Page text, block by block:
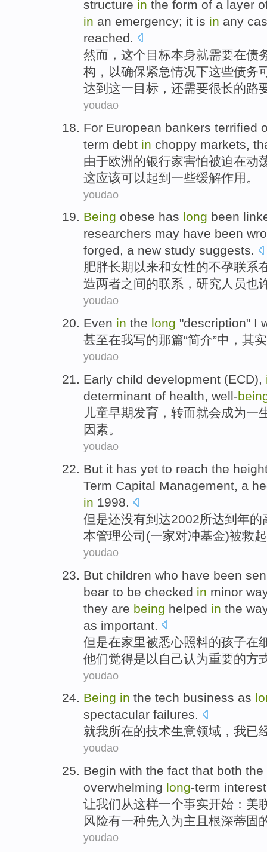
structure in the form of a layer
in an emergency; it is in any
reached.
然而 ， 这个目标本身就需要在债
构 ， 以确保紧急情况下这些债务
达到 这一目标，还需要很长的路
youdao
For European bankers terrified
term debt in choppy markets
由于欧洲 的银行家害怕被迫在动
这应该可以起到一些缓解作用。
youdao
Being obese has long been
researchers may have been
forged, a new study suggests.
肥胖长期 以来和女性的不孕联系
造两者之间的联系 ， 研究人员也
youdao
Even in the long "description" I
甚至在我写的那篇“简介”中，其
youdao
Early child development (ECD),
determinant of health, well-
儿童早期发育 ， 转而就会成为一
因素。
youdao
But it has yet to reach the
Term Capital Management, a
in 1998.
但是还没有到达2002所达到年的
本管理公司(一家对冲基金)被救
youdao
But children who have been
bear to be checked in minor
they are being helped in the
as important
但是在家里被悉心照料的孩子在
他们觉得是以 自己认为重要的方
youdao
Being in the tech business as
spectacular failures.
就我所在的技术生意领域，我已
youdao
Begin with the fact that both the
overwhelming long-term
让我们从这样一个事实开始 ： 美
风险有一种先入为主且根深蒂固
youdao